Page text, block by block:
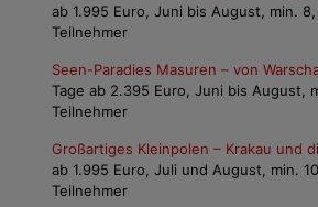
ab 1.995 Euro, Juni bis August, min. 8,
Teilnehmer
Seen-Paradies Masuren – von
Tage ab 2.395 Euro, Juni bis August,
Teilnehmer
Großartiges Kleinpolen – Krakau und
ab 1.995 Euro, Juli und August, min.
Teilnehmer